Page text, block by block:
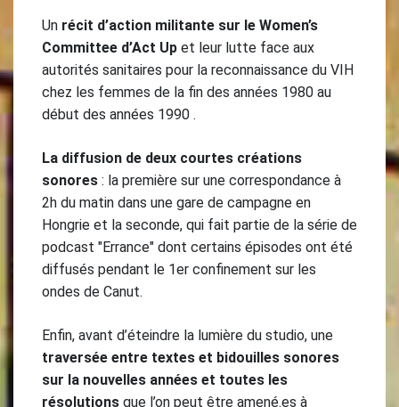
Un récit d’action militante sur le Women’s
Committee d’Act Up et leur lutte face aux
autorités sanitaires pour la reconnaissance du VIH
chez les femmes de la fin des années 1980 au
début des années 1990 .
La diffusion de deux courtes créations
sonores : la première sur une correspondance à
2h du matin dans une gare de campagne en
Hongrie et la seconde, qui fait partie de la série de
podcast "Errance" dont certains épisodes ont été
diffusés pendant le 1er confinement sur les
ondes de Canut.
Enfin, avant d’éteindre la lumière du studio, une
traversée entre textes et bidouilles sonores
sur la nouvelles années et toutes les
résolutions que l’on peut être amené.es à